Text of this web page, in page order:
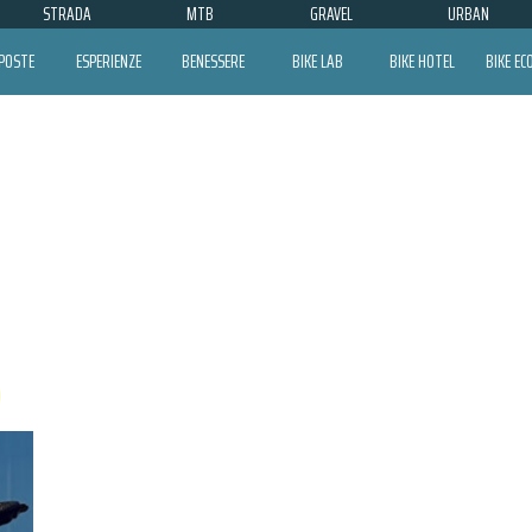
STRADA MTB GRAVEL URBAN
ESPERIENZE BENESSERE BIKE LAB BIKE HOTEL BIKE